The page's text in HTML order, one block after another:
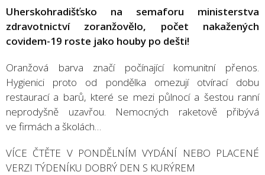
Uherskohradišťsko na semaforu ministerstva
zdravotnictví zoranžovělo, počet nakažených
covidem-19 roste jako houby po dešti!
Oranžová barva značí počínající komunitní přenos.
Hygienici proto od pondělka omezují otvírací dobu
restaurací a barů, které se mezi půlnocí a šestou ranní
neprodyšně uzavřou. Nemocných raketově přibývá
ve firmách a školách…
VÍCE ČTĚTE V PONDĚLNÍM VYDÁNÍ NEBO PLACENÉ
VERZI TÝDENÍKU DOBRÝ DEN S KURÝREM